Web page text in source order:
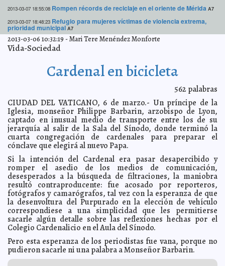
2013-03-07 18:55:08 Rompen récords de reciclaje en el oriente de Mérida A7
2013-03-07 18:48:23 Refugio para mujeres víctimas de violencia extrema,
prioridad municipal A7
2013-03-07 16:56:43 Ávila Ruiz y el PAN proponen blindar a la CFC contra
monopolios Mari Tere Menéndez Monforte
'Si en cinco segundos no te sales, te meto un plomazo'
A7
2013-03-07 11:08:18 Investigación en 500,000 personas demuestra que
embutidos son cancerígenos y dañan al corazón A7
2013-03-07 11:05:35 Dietas de moda, un peligroA7
2013-03-07 11:00:29 Vocero de banco italiano se suicida tirándose por la
ventana de su oficina
2013-03-07 09:47:17 Niño de 5 años salva la vida de sus hermanitos A7
2013-03-07 09:32:59 The Washington Post exige investigar si Oswaldo Payá
fue asesinado Mari Tere Menéndez Monforte
2013-03-07 09:30:13 Condenan a Berlusconi a un año de cárcel
Mari Tere
Menéndez Monforte
2013-03-07 09:28:00 Alemania devuelve a Turquía broche del rey Creso A7
2013-03-07 07:47:13 Periódicos que empleen calificativos 'maricón' y 'puñal'
podrán ser demandados: SCJN A7
2013-03-07 07:30:37 Presentan programa de garantía de 15 mmdp a la
construcción de vivienda A7
2013-03-06 10:32:19 -Mari Tere Menéndez Monforte
Vida-Sociedad
Cardenal en bicicleta
562 palabras
CIUDAD DEL VATICANO, 6 de marzo.- Un príncipe de la
Iglesia, monseñor Philippe Barbarin, arzobispo de Lyon,
captado en inusual medio de transporte entre los de su
jerarquía al salir de la Sala del Sínodo, donde terminó la
cuarta congregación de cardenales para preparar el
cónclave que elegirá al nuevo Papa.
Si la intención del Cardenal era pasar desapercibido y
romper el asedio de los medios de comunicación,
desesperados a la búsqueda de filtraciones, la maniobra
resultó contraproducente: fue acosado por reporteros,
fotógrafos y camarógrafos, tal vez con la esperanza de que
la desenvoltura del Purpurado en la elección de vehículo
correspondiese a una simplicidad que les permitierse
sacarle algún detalle sobre las reflexiones hechas por el
Colegio Cardenalicio en el Aula del Sínodo.
Pero esta esperanza de los periodistas fue vana, porque no
pudieron sacarle ni una palabra a Monseñor Barbarin.